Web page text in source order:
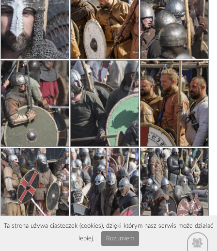
Ta strona używa ciasteczek (cookies), dzięki którym nasz serwis może działać
lepiej.
Rozumiem